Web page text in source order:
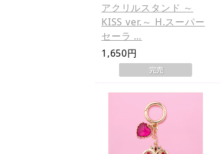
アクリルスタンド ～
KISS ver.～ H.スーパー
セーラ …
1,650円